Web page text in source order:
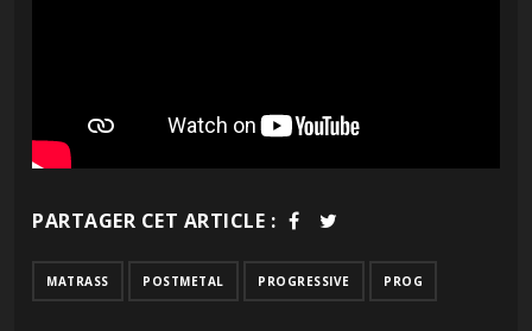
PARTAGER CET ARTICLE :
MATRASS POSTMETAL PROGRESSIVE PROG